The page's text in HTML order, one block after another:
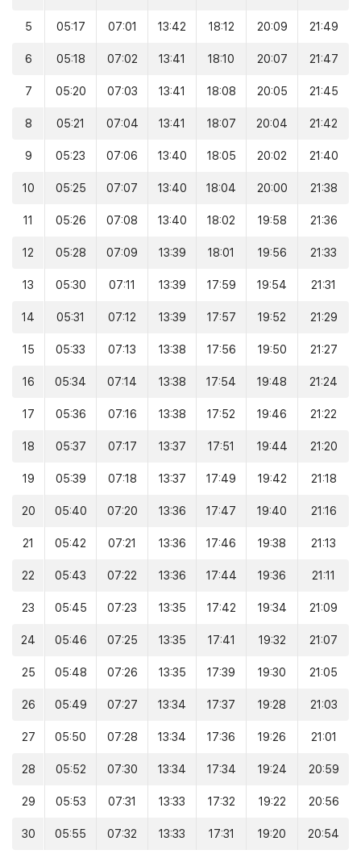
5 05:17 07:01 13:42 18:12 20:09 21:49
6 05:18 07:02 13:41 18:10 20:07 21:47
7 05:20 07:03 13:41 18:08 20:05 21:45
8 05:21 07:04 13:41 18:07 20:04 21:42
9 05:23 07:06 13:40 18:05 20:02 21:40
10 05:25 07:07 13:40 18:04 20:00 21:38
11 05:26 07:08 13:40 18:02 19:58 21:36
12 05:28 07:09 13:39 18:01 19:56 21:33
13 05:30 07:11 13:39 17:59 19:54 21:31
14 05:31 07:12 13:39 17:57 19:52 21:29
15 05:33 07:13 13:38 17:56 19:50 21:27
16 05:34 07:14 13:38 17:54 19:48 21:24
17 05:36 07:16 13:38 17:52 19:46 21:22
18 05:37 07:17 13:37 17:51 19:44 21:20
19 05:39 07:18 13:37 17:49 19:42 21:18
20 05:40 07:20 13:36 17:47 19:40 21:16
21 05:42 07:21 13:36 17:46 19:38 21:13
22 05:43 07:22 13:36 17:44 19:36 21:11
23 05:45 07:23 13:35 17:42 19:34 21:09
24 05:46 07:25 13:35 17:41 19:32 21:07
25 05:48 07:26 13:35 17:39 19:30 21:05
26 05:49 07:27 13:34 17:37 19:28 21:03
27 05:50 07:28 13:34 17:36 19:26 21:01
28 05:52 07:30 13:34 17:34 19:24 20:59
29 05:53 07:31 13:33 17:32 19:22 20:56
30 05:55 07:32 13:33 17:31 19:20 20:54